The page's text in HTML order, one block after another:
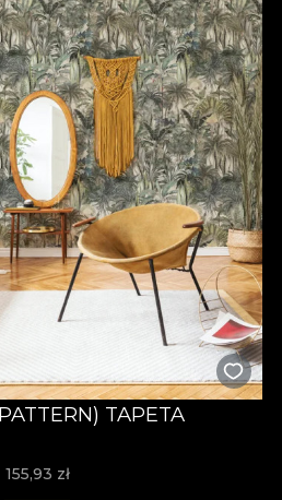
TAPETA
155,93 zł